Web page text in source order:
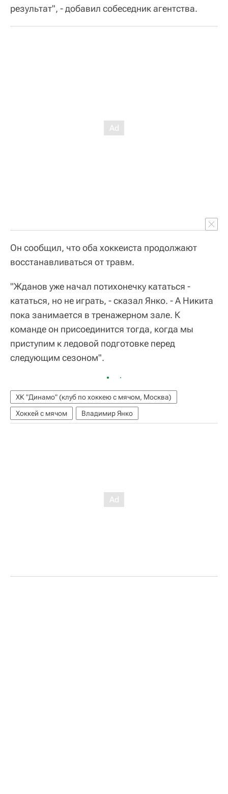
результат", - добавил собеседник агентства.
Он сообщил, что оба хоккеиста продолжают
восстанавливаться от травм.
"Жданов уже начал потихонечку кататься -
кататься, но не играть, - сказал Янко. - А Никита
пока занимается в тренажерном зале. К
команде он присоединится тогда, когда мы
приступим к ледовой подготовке перед
следующим сезоном".
ХК "Динамо" (клуб по хоккею с мячом, Москва)
Хоккей с мячом
Владимир Янко